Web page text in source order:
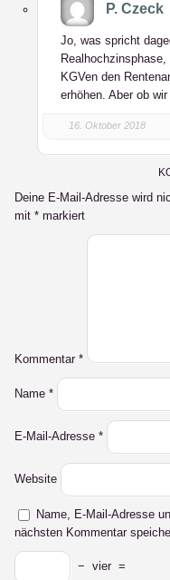
P. Czeck
Jo, was spricht
KGVen den
erhöhen. Aber ob
16. Oktober 2018
Deine E-Mail-Adresse wird
mit * markiert
Kommentar *
Name *
E-Mail-Adresse *
Website
Name, E-Mail-Adresse
nächsten Kommentar
− vier =